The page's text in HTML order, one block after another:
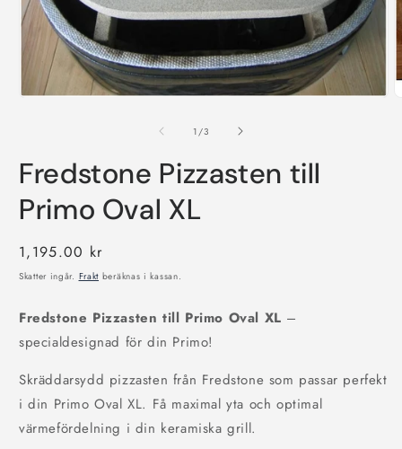
1 /av
3
Fredstone Pizzasten till
Primo Oval XL
Ordinarie
pris
1,195.00 kr
Skatter ingår. Frakt beräknas i kassan.
Fredstone Pizzasten till Primo Oval XL –
specialdesignad för din Primo!
Skräddarsydd pizzasten från Fredstone som passar perfekt
i din Primo Oval XL. Få maximal yta och optimal
värmefördelning i din keramiska grill.